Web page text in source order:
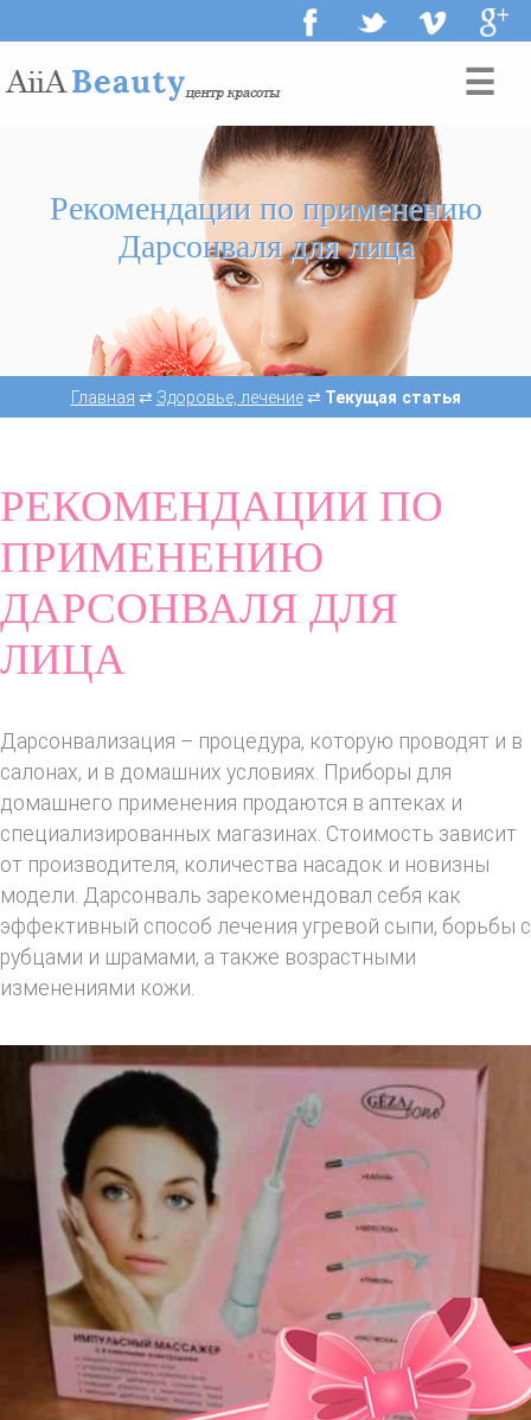
☰
Рекомендации по применению
Дарсонваля для лица
Главная ⇄ Здоровье, лечение⇄ Текущая статья
РЕКОМЕНДАЦИИ ПО
ПРИМЕНЕНИЮ
ДАРСОНВАЛЯ ДЛЯ
ЛИЦА
Дарсонвализация – процедура, которую проводят и в
салонах, и в домашних условиях. Приборы для
домашнего применения продаются в аптеках и
специализированных магазинах. Стоимость зависит
от производителя, количества насадок и новизны
модели. Дарсонваль зарекомендовал себя как
эффективный способ лечения угревой сыпи, борьбы с
рубцами и шрамами, а также возрастными
изменениями кожи.